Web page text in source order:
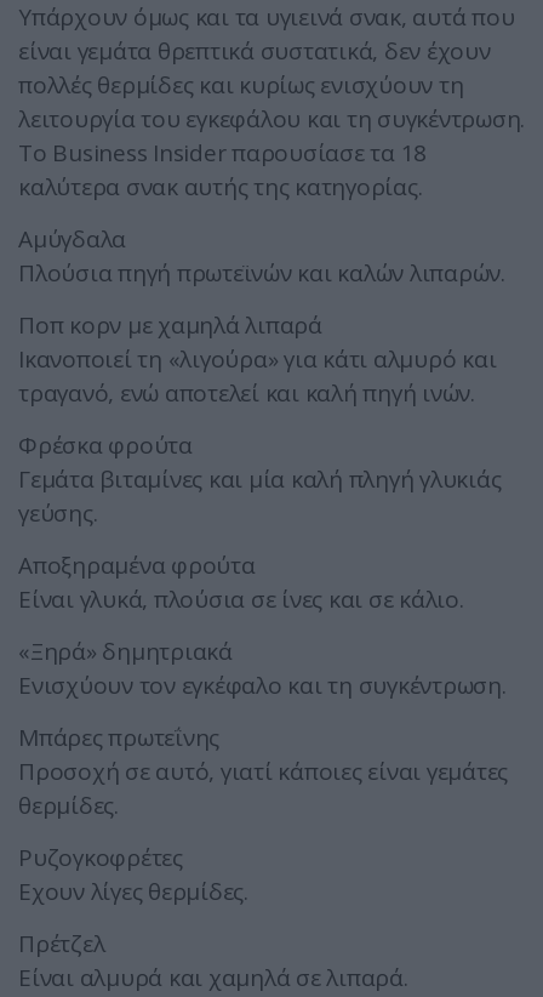
Υπάρχουν όμως και τα υγιεινά σνακ, αυτά που
είναι γεμάτα θρεπτικά συστατικά, δεν έχουν
πολλές θερμίδες και κυρίως ενισχύουν τη
λειτουργία του εγκεφάλου και τη συγκέντρωση.
Το Business Insider παρουσίασε τα 18
καλύτερα σνακ αυτής της κατηγορίας.
Αμύγδαλα
Πλούσια πηγή πρωτεϊνών και καλών λιπαρών.
Ποπ κορν με χαμηλά λιπαρά
Ικανοποιεί τη «λιγούρα» για κάτι αλμυρό και
τραγανό, ενώ αποτελεί και καλή πηγή ινών.
Φρέσκα φρούτα
Γεμάτα βιταμίνες και μία καλή πληγή γλυκιάς
γεύσης.
Αποξηραμένα φρούτα
Είναι γλυκά, πλούσια σε ίνες και σε κάλιο.
«Ξηρά» δημητριακά
Ενισχύουν τον εγκέφαλο και τη συγκέντρωση.
Μπάρες πρωτεΐνης
Προσοχή σε αυτό, γιατί κάποιες είναι γεμάτες
θερμίδες.
Ρυζογκοφρέτες
Εχουν λίγες θερμίδες.
Πρέτζελ
Είναι αλμυρά και χαμηλά σε λιπαρά.